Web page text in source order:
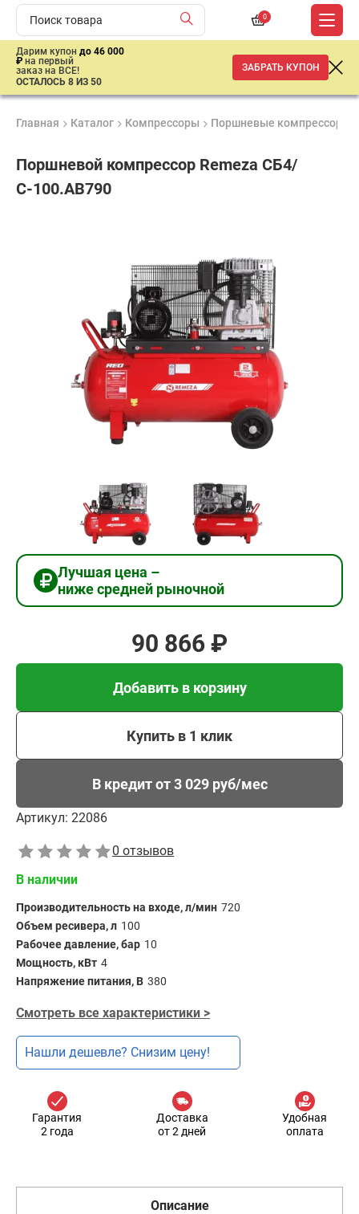
0
Дарим купон до 46 000
₽ на первый
заказ на ВСЕ!
ОСТАЛОСЬ 8 ИЗ 50
ЗАБРАТЬ КУПОН
Главная Каталог Компрессоры Поршневые компрессоры
Поршневой компрессор Remeza СБ4/
С-100.АВ790
оплаты
Лучшая цена –
ниже средней рыночной
90 866 ₽
Добавить в корзину
Купить в 1 клик
В кредит от 3 029 руб/мес
Артикул: 22086
0 отзывов
В наличии
Производительность на входе, л/мин 720
Объем ресивера, л 100
Рабочее давление, бар 10
Мощность, кВт 4
Напряжение питания, В 380
Смотреть все характеристики >
Нашли дешевле? Снизим цену!
Гарантия
2 года
Доставка
от 2 дней
Удобная
оплата
Описание
средней
рыночной
Добавить в корзину
Купить в 1 клик
В кредит от 3 029 руб/